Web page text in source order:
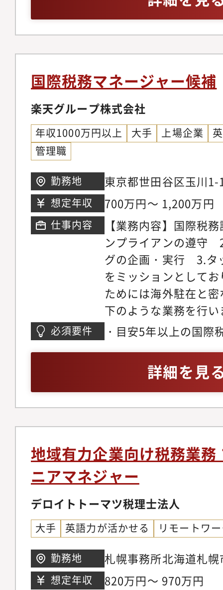
フィット（変化に対
国際税務マネージャー候補
楽天グループ株式会社
年収1000万円以上 大手 上場企業
管理職
勤務地
東京都世田谷区玉川
ウス
想定年収 700万円～ 1,200万円
仕事内容
【業務内容】国際税
ンプライアンの遵守
グの企画・実行 3.タ
をミッションとして
ためには海外駐在と
下のような業務を行
＞・本社連結決算に
のコンプライアンス
BEPS文書作成のた
（ローカルファイル
CbCRなど）・デジタ
コンプライアンス対
対応・税務調査対応
ランニング＞・海外
の検討、税務DDの結
討）・立上げ支援・
みスプランニングの
への提案・策定した
応方針の案・実行＜
統括会社（シンガポ
必須要件
・目安5年以上の国際
詳細を見
地域有力企業向け税務業
ニアマネジャー
デロイトトーマツ税理士法人
大手 英語力が活かせる リモートワ
勤務地
札幌事務所北海道札
2 札幌センタービル
想定年収 820万円～ 970万円